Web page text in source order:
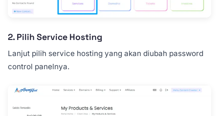
2. Pilih Service Hosting
Lanjut pilih service hosting yang akan diubah password
control panelnya.